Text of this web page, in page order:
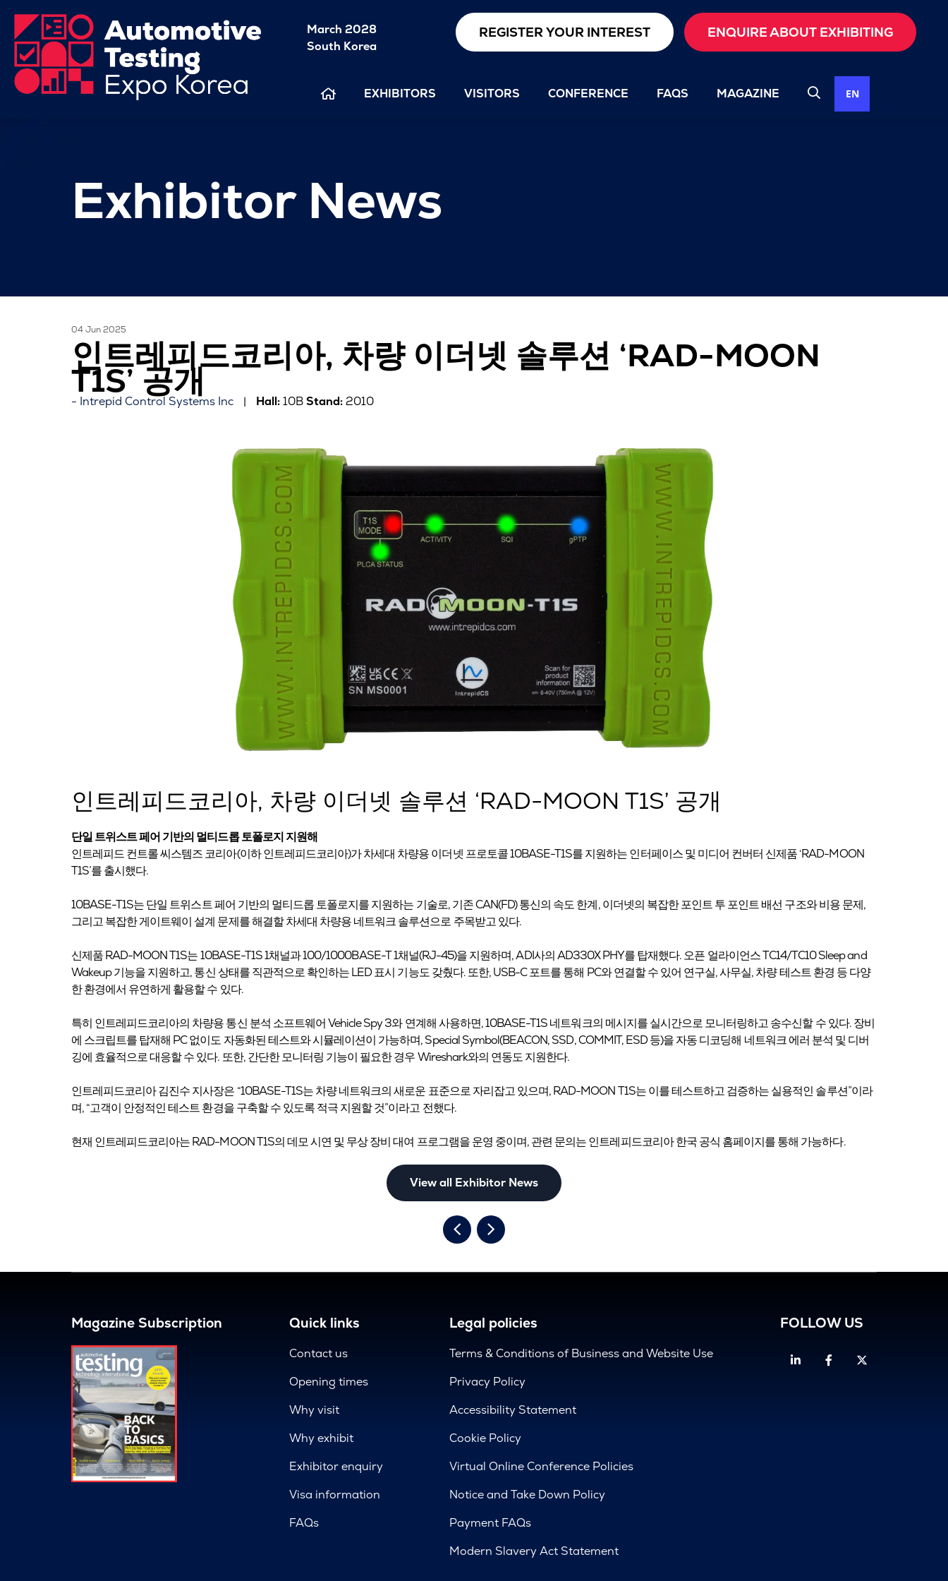
March 2028
South Korea
REGISTER YOUR INTEREST ENQUIRE ABOUT EXHIBITING
EXHIBITORS VISITORS CONFERENCE FAQS MAGAZINE EN
Exhibitor News
04 Jun 2025
인트레피드코리아, 차량 이더넷 솔루션 ‘RAD-MOON
T1S’ 공개
Intrepid Control Systems Inc Hall:10BStand:2010
인트레피드코리아, 차량 이더넷 솔루션 ‘RAD-MOON T1S’ 공개
단일 트위스트 페어 기반의 멀티드롭 토폴로지 지원해
인트레피드 컨트롤 씨스템즈 코리아(이하 인트레피드코리아)가 차세대 차량용 이더넷 프로토콜 10BASE-T1S를 지원하는 인터페이스 및 미디어 컨버터 신제품 ‘RAD-MOON
T1S’를 출시했다.
10BASE-T1S는 단일 트위스트 페어 기반의 멀티드롭 토폴로지를 지원하는 기술로, 기존 CAN(FD) 통신의 속도 한계, 이더넷의 복잡한 포인트 투 포인트 배선 구조와 비용 문제,
그리고 복잡한 게이트웨이 설계 문제를 해결할 차세대 차량용 네트워크 솔루션으로 주목받고 있다.
신제품 RAD-MOON T1S는 10BASE-T1S 1채널과 100/1000BASE-T 1채널(RJ-45)을 지원하며, ADI사의 AD330X PHY를 탑재했다. 오픈 얼라이언스 TC14/TC10 Sleep and
Wakeup 기능을 지원하고, 통신 상태를 직관적으로 확인하는 LED 표시 기능도 갖췄다. 또한, USB-C 포트를 통해 PC와 연결할 수 있어 연구실, 사무실, 차량 테스트 환경 등 다양
한 환경에서 유연하게 활용할 수 있다.
특히 인트레피드코리아의 차량용 통신 분석 소프트웨어 Vehicle Spy 3와 연계해 사용하면, 10BASE-T1S 네트워크의 메시지를 실시간으로 모니터링하고 송수신할 수 있다. 장비
에 스크립트를 탑재해 PC 없이도 자동화된 테스트와 시뮬레이션이 가능하며, Special Symbol(BEACON, SSD, COMMIT, ESD 등)을 자동 디코딩해 네트워크 에러 분석 및 디버
깅에 효율적으로 대응할 수 있다. 또한, 간단한 모니터링 기능이 필요한 경우 Wireshark와의 연동도 지원한다.
인트레피드코리아 김진수 지사장은 “10BASE-T1S는 차량 네트워크의 새로운 표준으로 자리잡고 있으며, RAD-MOON T1S는 이를 테스트하고 검증하는 실용적인 솔루션”이라
며, “고객이 안정적인 테스트 환경을 구축할 수 있도록 적극 지원할 것”이라고 전했다.
현재 인트레피드코리아는 RAD-MOON T1S의 데모 시연 및 무상 장비 대여 프로그램을 운영 중이며, 관련 문의는 인트레피드코리아 한국 공식 홈페이지를 통해 가능하다.
View all Exhibitor News
Magazine Subscription Quick links
Contact us
Opening times
Why visit
Why exhibit
Exhibitor enquiry
Visa information
FAQs
Legal policies
Terms & Conditions of Business and Website Use
Privacy Policy
Accessibility Statement
Cookie Policy
Virtual Online Conference Policies
Notice and Take Down Policy
Payment FAQs
Modern Slavery Act Statement
FOLLOW US
LinkedinFacebook